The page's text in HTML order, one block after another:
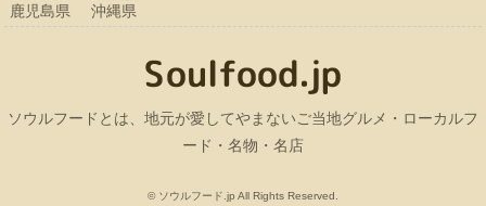
鹿児島県
沖縄県
ソウルフードとは、地元が愛してやまないご当地グルメ・ローカルフ
ード・名物・名店
© ソウルフード.jp All Rights Reserved.